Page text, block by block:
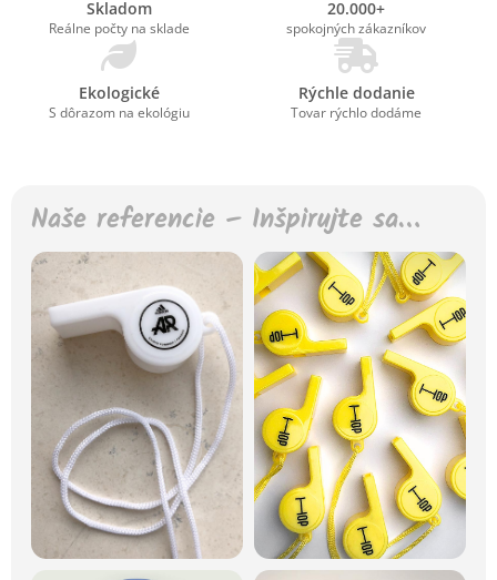
Skladom
Reálne počty na sklade
20.000+
spokojných zákazníkov
Ekologické
S dôrazom na ekológiu
Rýchle dodanie
Tovar rýchlo dodáme
Naše referencie – Inšpirujte sa…